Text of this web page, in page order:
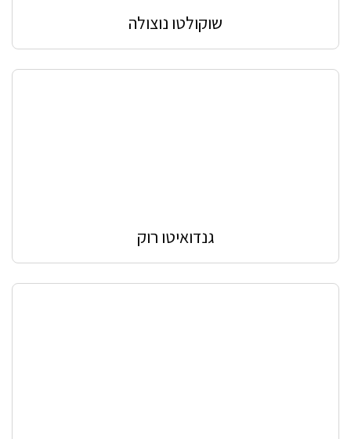
שוקולטו נוצולה
גנדואיטו רוק